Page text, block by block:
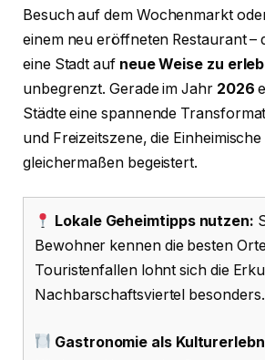
Besuch auf dem Wochenmarkt
einem neu eröffneten Restaurant –
eine Stadt auf neue Weise zu
unbegrenzt. Gerade im Jahr 2026
Städte eine spannende
und Freizeitszene, die
gleichermaßen begeistert.
Lokale Geheimtipps nutzen:
Bewohner kennen die besten
Touristenfallen lohnt sich die
Nachbarschaftsviertel besonders.
Gastronomie als